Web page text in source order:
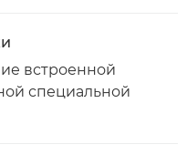
встроенной
специальной